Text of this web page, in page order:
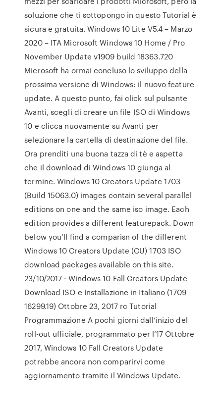
soluzione che ti sottopongo in questo Tutorial è
sicura e gratuita. Windows 10 Lite V5.4 – Marzo
2020 – ITA Microsoft Windows 10 Home / Pro
November Update v1909 build 18363.720
Microsoft ha ormai concluso lo sviluppo della
prossima versione di Windows: il nuovo feature
update. A questo punto, fai click sul pulsante
Avanti, scegli di creare un file ISO di Windows
10 e clicca nuovamente su Avanti per
selezionare la cartella di destinazione del file.
Ora prenditi una buona tazza di tè e aspetta
che il download di Windows 10 giunga al
termine. Windows 10 Creators Update 1703
(Build 15063.0) images contain several parallel
editions on one and the same iso image. Each
edition provides a different featurepack. Down
below you’ll find a comparisn of the different
Windows 10 Creators Update (CU) 1703 ISO
download packages available on this site.
23/10/2017 · Windows 10 Fall Creators Update
Download ISO e Installazione in Italiano (1709
16299.19) Ottobre 23, 2017 rc Tutorial
Programmazione A pochi giorni dall’inizio del
roll-out ufficiale, programmato per l’17 Ottobre
2017, Windows 10 Fall Creators Update
potrebbe ancora non comparirvi come
aggiornamento tramite il Windows Update.